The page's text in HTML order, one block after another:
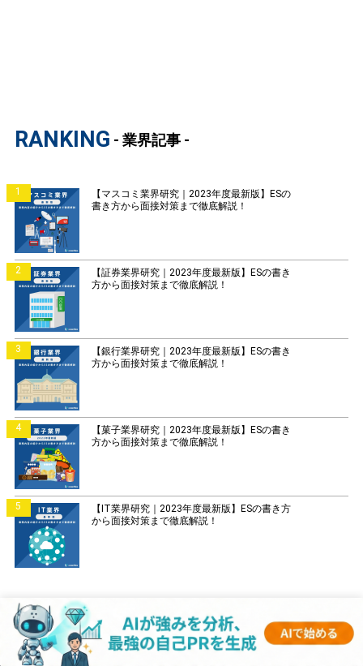
RANKING - 業界記事 -
1
【マスコミ業界研究｜2023年度最新版】ESの
書き方から面接対策まで徹底解説！
2
【証券業界研究｜2023年度最新版】ESの書き
方から面接対策まで徹底解説！
3
【銀行業界研究｜2023年度最新版】ESの書き
方から面接対策まで徹底解説！
4
【菓子業界研究｜2023年度最新版】ESの書き
方から面接対策まで徹底解説！
5
【IT業界研究｜2023年度最新版】ESの書き方
から面接対策まで徹底解説！